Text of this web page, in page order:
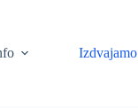
Izdvajamo